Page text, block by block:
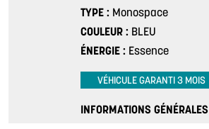
TYPE
Monospace
COULEUR
BLEU
ÉNERGIE
Essence
VÉHICULE GARANTI 3 MOIS
INFORMATIONS GÉNÉRALES